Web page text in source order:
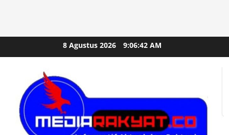
to
8 Agustus 2026 9:06:43 AM